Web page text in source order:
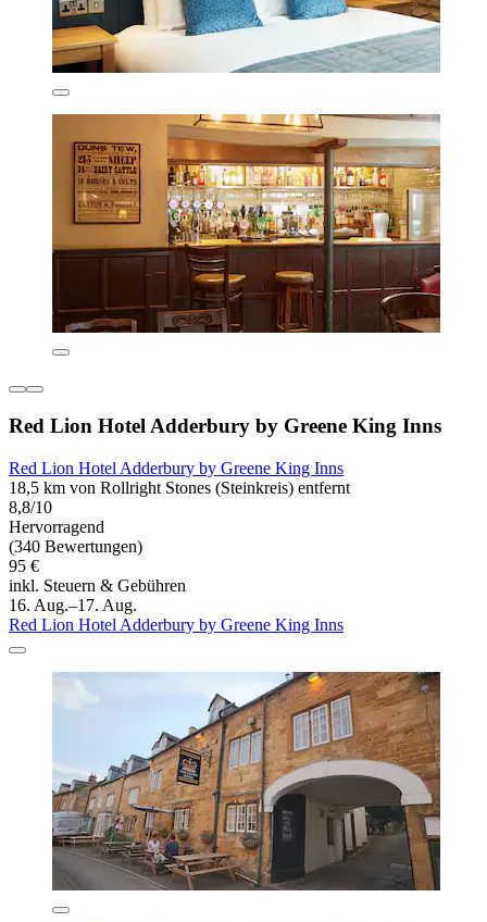
Red Lion Hotel Adderbury by Greene King Inns
Red Lion Hotel Adderbury by Greene King Inns
18,5 km von Rollright Stones (Steinkreis) entfernt
8,8/10
Hervorragend
(340 Bewertungen)
95 €
inkl. Steuern & Gebühren
16. Aug.–17. Aug.
Red Lion Hotel Adderbury by Greene King Inns